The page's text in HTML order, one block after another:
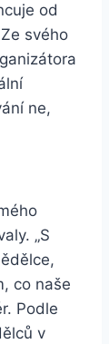
od
svého
ne,
„S
co naše
Podle
v